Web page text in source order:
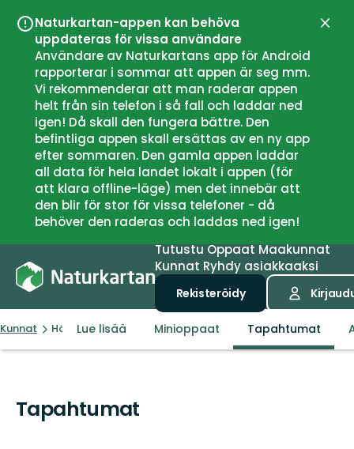
Naturkartan-appen kan behöva
uppdateras för vissa användare
Användare av Naturkartans app för Android
rapporterar i sommar att appen är seg mm.
Vi rekommenderar att man raderar appen
helt från sin telefon i så fall och laddar ned
igen! Då skall den fungera bättre. Den
befintliga appen skall ersättas av en ny app
efter sommaren. Den gamla appen laddar
all data för hela landet lokalt i appen (för
att klara offline-läge) men det innebär att
den blir för stor för vissa telefoner - då
behöver den raderas och laddas ned igen!
Sulje
TutustuOppaatMaakunnat
Kunnat Ryhdy asiakkaaksi
Rekisteröidy
Kunnat HöganäsLue lisää Minioppaat Tapahtumat
Tapahtumat